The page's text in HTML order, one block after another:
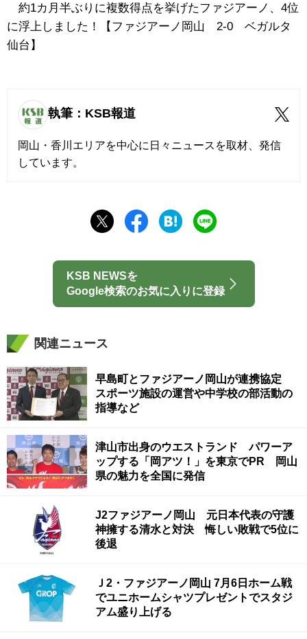
約1カ月半ぶりに複数得点を挙げたファジアーノ、4位
に浮上しました！【ファジアーノ岡山 2‐0 ベガルタ
仙台】
執筆：KSB報道
岡山・香川エリアを中心に日々ニュースを取材、発信
しています。
KSB NEWSを
Google検索のお気に入りに登録
関連ニュース
早島町とファジアーノ岡山が連携協定
スポーツ施設の運営や中学校の部活動の
指導など
津山市出身のウエストランド パワーア
ップする「岡アツ！」を東京でPR 岡山
県の魅力を全国に発信
J2ファジアーノ岡山 元日本代表の守護
神擁する清水と対決 悔しい敗戦で5位に
後退
Ｊ2・ファジアーノ岡山 7月6日ホーム戦
でユニホームシャツプレゼントでスタジ
アム盛り上げる